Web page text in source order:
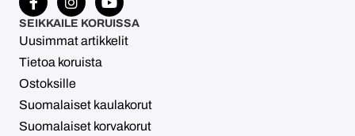
SEIKKAILE KORUISSA
Uusimmat artikkelit
Tietoa koruista
Ostoksille
Suomalaiset kaulakorut
Suomalaiset korvakorut